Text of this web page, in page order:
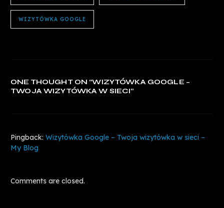
WIZYTÓWKA GOOGLE
ONE THOUGHT ON “WIZYTÓWKA GOOGLE –
TWOJA WIZYTÓWKA W SIECI”
Pingback:Wizytówka Google – Twoja wizytówka w sieci –
My Blog
Comments are closed.